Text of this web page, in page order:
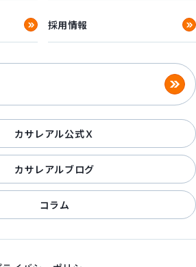
採用情報
カサレアル公式Ｘ
カサレアルブログ
コラム